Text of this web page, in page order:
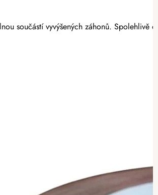
součástí vyvýšených záhonů.